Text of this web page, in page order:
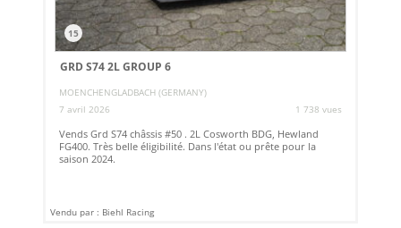
15
GRD S74 2L GROUP 6
MOENCHENGLADBACH (GERMANY)
7 avril 2026
1 738 vues
Vends Grd S74 châssis #50 . 2L Cosworth BDG, Hewland
FG400. Très belle éligibilité. Dans l'état ou prête pour la
saison 2024.
Vendu par : Biehl Racing